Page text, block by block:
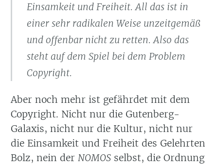
Einsamkeit und Freiheit. All das ist in
einer sehr radikalen Weise unzeitgemäß
und offenbar nicht zu retten. Also das
steht auf dem Spiel bei dem Problem
Copyright.
Aber noch mehr ist gefährdet mit dem
Copyright. Nicht nur die Gutenberg-
Galaxis, nicht nur die Kultur, nicht nur
die Einsamkeit und Freiheit des Gelehrten
Bolz, nein derNOMOS selbst, die Ordnung